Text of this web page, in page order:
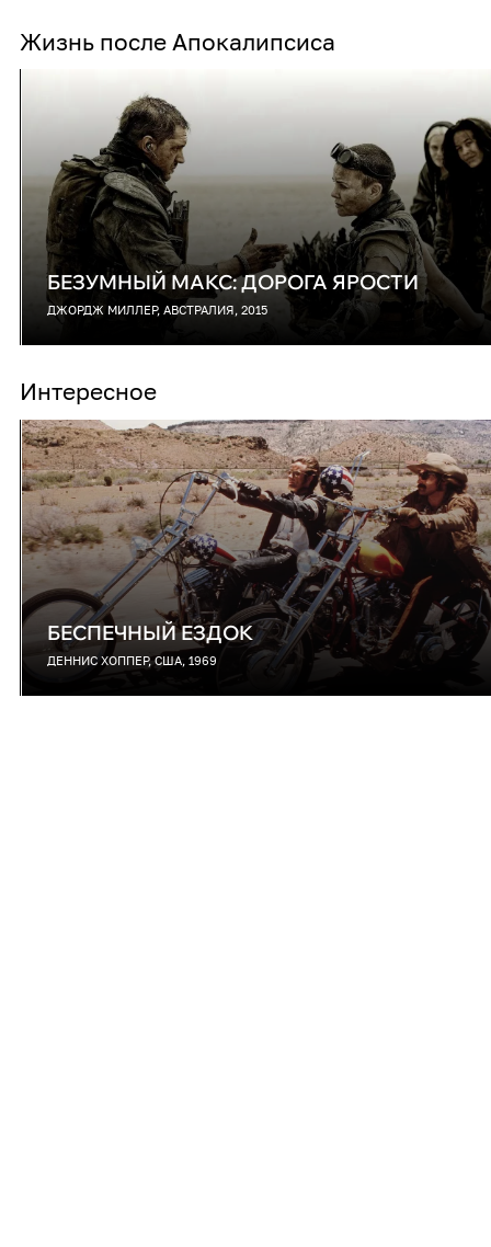
Жизнь после Апокалипсиса
БЕЗУМНЫЙ МАКС: ДОРОГА ЯРОСТИ
ДЖОРДЖ МИЛЛЕР, АВСТРАЛИЯ, 2015
Интересное
БЕСПЕЧНЫЙ ЕЗДОК
ДЕННИС ХОППЕР, США, 1969